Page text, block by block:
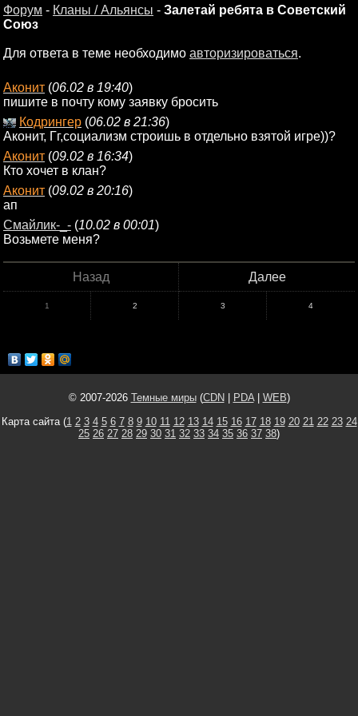
Форум - Кланы / Альянсы - Залетай ребята в Советский
Союз
Для ответа в теме необходимо авторизироваться.
Аконит (06.02 в 19:40)
пишите в почту кому заявку бросить
Кодрингер (06.02 в 21:36)
Аконит, Гг,социализм строишь в отдельно взятой игре))?
Аконит (09.02 в 16:34)
Кто хочет в клан?
Аконит (09.02 в 20:16)
ап
Смайлик-_- (10.02 в 00:01)
Возьмете меня?
Назад Далее
1 2 3 4
© 2007-2026 Темные миры(CDN PDA| WEB)
Карта сайта (1 2 3 4 5 6 7 8 9 10 11 12 13 14 15 16 17 18 19 20 21 22 23 24
25 26 27 28 29 30 31 32 33 34 35 36 37 38)